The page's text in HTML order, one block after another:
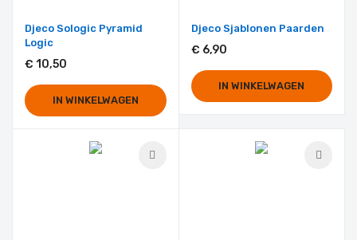
Djeco Sologic Pyramid
Logic
€ 10,50
IN WINKELWAGEN
Djeco Sjablonen Paarden
€ 6,90
IN WINKELWAGEN